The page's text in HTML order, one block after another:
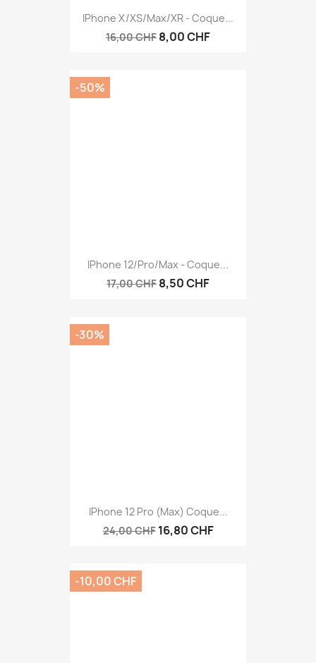
IPhone X/XS/Max/XR - Coque...
16,00 CHF 8,00 CHF
IPhone 12/Pro/Max - Coque...
17,00 CHF 8,50 CHF
-50%
IPhone 12 Pro (Max) Coque...
24,00 CHF 16,80 CHF
-30%
-10,00 CHF